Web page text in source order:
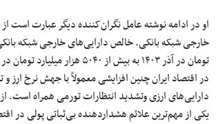
او در ادامه نوشته عامل نگران‌کننده دیگر عبارت است
در اقتصاد ایران چنین افزایشی معمولاً با جهش نرخ ارز و
دارایی‌های ارزی وتشدید انتظارات تورمی همراه است.
یکی از مهم‌ترین علائم هشداردهنده بی‌ثباتی پولی در